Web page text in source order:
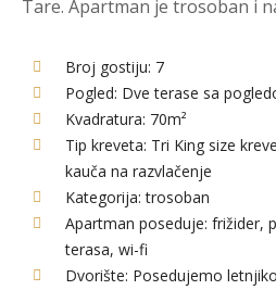
Tare. Apartman je trosoban i
Broj gostiju: 7
Pogled: Dve terase sa
Kvadratura: 70m²
Tip kreveta: Tri King size
kauča na razvlačenje
Kategorija: trosoban
Apartman poseduje: frižider,
terasa, wi-fi
Dvorište: Posedujemo